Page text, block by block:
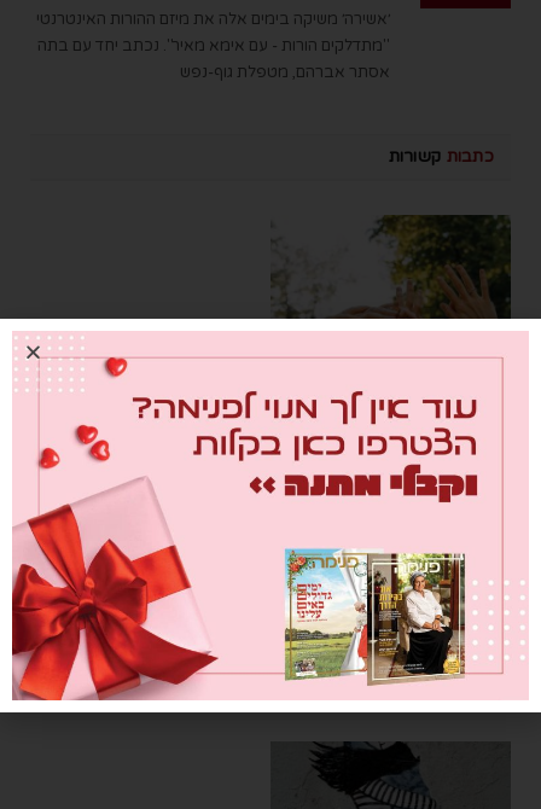
׳אשירה׳ משיקה בימים אלה את מיזם ההורות האינטרנטי
"מתדלקים הורות - עם אימא מאיר". נכתב יחד עם בתה
אסתר אברהם, מטפלת גוף-נפש
כתבות קשורות
בקשר החיים
31/10/2023
0
אריזה משפחתית
09/07/2023
0